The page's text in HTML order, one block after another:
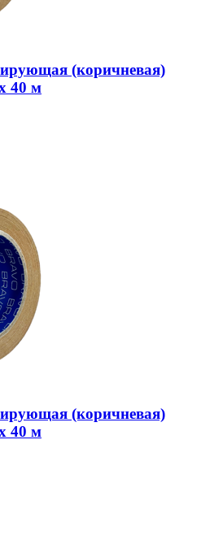
(коричневая)
40 м
(коричневая)
40 м